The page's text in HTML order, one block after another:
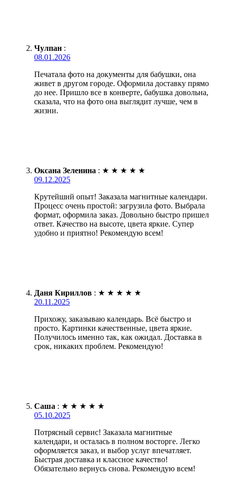
Чулпан :
08.01.2026
Печатала фото на документы для бабушки, она
живет в другом городе. Оформила доставку прямо
до нее. Пришло все в конверте, бабушка довольна,
сказала, что на фото она выглядит лучше, чем в
жизни.
Оксана Зеленина : ★ ★ ★ ★ ★
09.12.2025
Крутейший опыт! Заказала магнитные календари.
Процесс очень простой: загрузила фото. Выбрала
формат, оформила заказ. Довольно быстро пришел
ответ. Качество на высоте, цвета яркие. Супер
удобно и приятно! Рекомендую всем!
Даня Кириллов : ★ ★ ★ ★ ★
20.11.2025
Прихожу, заказываю календарь. Всё быстро и
просто. Картинки качественные, цвета яркие.
Получилось именно так, как ожидал. Доставка в
срок, никаких проблем. Рекомендую!
Саша : ★ ★ ★ ★ ★
05.10.2025
Потрясный сервис! Заказала магнитные
календари, и осталась в полном восторге. Легко
оформляется заказ, и выбор услуг впечатляет.
Быстрая доставка и классное качество!
Обязательно вернусь снова. Рекомендую всем!